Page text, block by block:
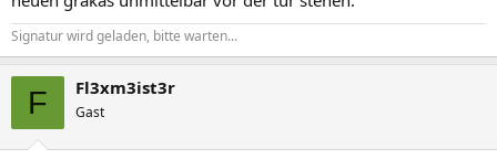
Signatur wird geladen, bitte warten...
F Fl3xm3ist3r
Gast